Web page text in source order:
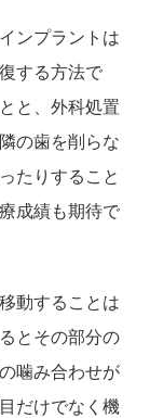
ンプラントは
する方法で
と、外科処置
の歯を削らな
たりすること
成績も期待で
動することは
とその部分の
噛み合わせが
だけでなく機